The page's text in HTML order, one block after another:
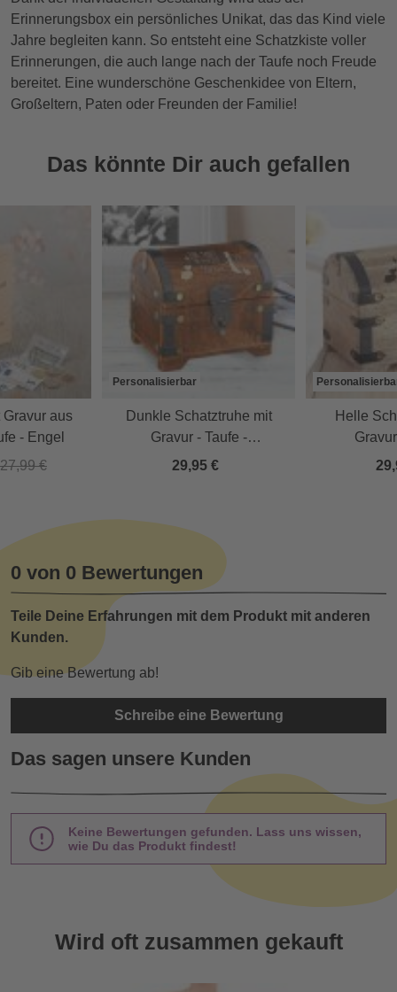
Erinnerungsbox ein persönliches Unikat, das das Kind viele
Jahre begleiten kann. So entsteht eine Schatzkiste voller
Erinnerungen, die auch lange nach der Taufe noch Freude
bereitet. Eine wunderschöne Geschenkidee von Eltern,
Großeltern, Paten oder Freunden der Familie!
Das könnte Dir auch gefallen
aus
- Engel
27,99 €
Personalisierbar
Dunkle Schatztruhe mit
Gravur - Taufe -
Geldgeschenk
29,95 €
Helle
0 von 0 Bewertungen
Teile Deine Erfahrungen mit dem Produkt mit anderen
Kunden.
Gib eine Bewertung ab!
Schreibe eine Bewertung
Das sagen unsere Kunden
Keine Bewertungen gefunden. Lass uns wissen,
wie Du das Produkt findest!
Wird oft zusammen gekauft